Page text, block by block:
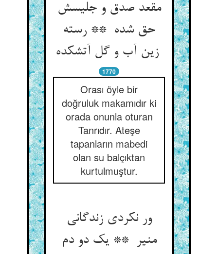
مقعد صدق و جلیسش
حق شده ** رسته
1770
Orası öyle bir
doğruluk makamıdır ki
orada onunla oturan
Tanrıdır. Ateşe
tapanların mabedi
olan su balçıktan
kurtulmuştur.
ور نکردی زندگانی
منیر ** یک دو دم